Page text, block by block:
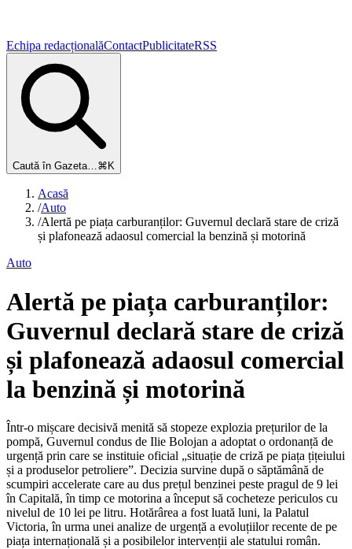
Echipa redacționalăContactPublicitateRSS
Caută în Gazeta…⌘K
Acasă
/Auto
/Alertă pe piața carburanților: Guvernul declară stare de criză
și plafonează adaosul comercial la benzină și motorină
Auto
Alertă pe piața carburanților:
Guvernul declară stare de criză
și plafonează adaosul comercial
la benzină și motorină
Într-o mișcare decisivă menită să stopeze explozia prețurilor de la
pompă, Guvernul condus de Ilie Bolojan a adoptat o ordonanță de
urgență prin care se instituie oficial „situație de criză pe piața țițeiului
și a produselor petroliere”. Decizia survine după o săptămână de
scumpiri accelerate care au dus prețul benzinei peste pragul de 9 lei
în Capitală, în timp ce motorina a început să cocheteze periculos cu
nivelul de 10 lei pe litru. Hotărârea a fost luată luni, la Palatul
Victoria, în urma unei analize de urgență a evoluțiilor recente de pe
piața internațională și a posibilelor intervenții ale statului român.